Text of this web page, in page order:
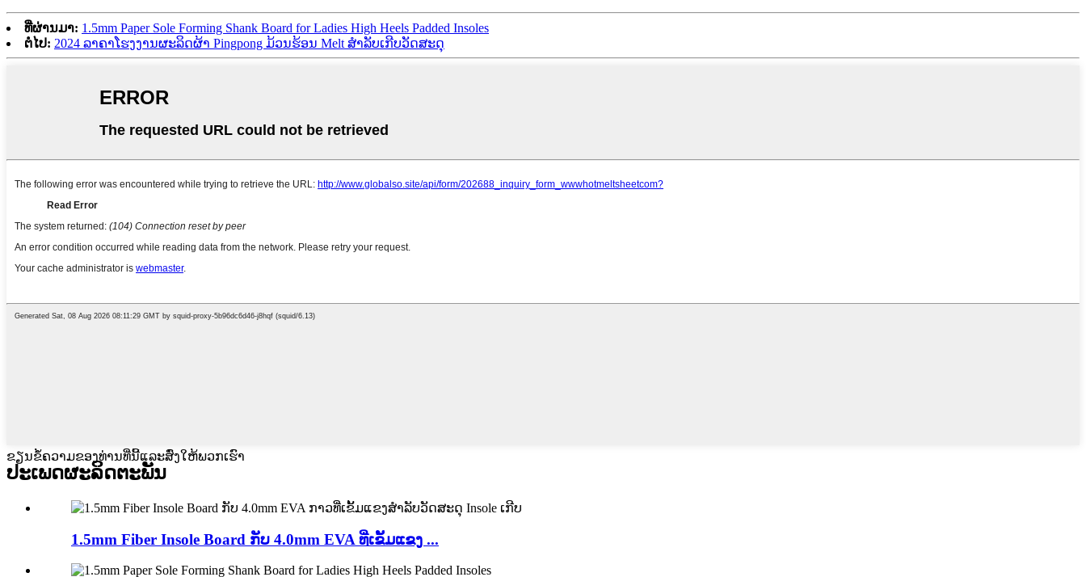
ທີ່ຜ່ານມາ: 1.5mm Paper Sole Forming Shank Board for Ladies High Heels Padded Insoles
ຕໍ່ໄປ: 2024 ລາຄາໂຮງງານຜະລິດຜ້າ Pingpong ມ້ວນຮ້ອນ Melt ສໍາລັບເກີບວັດສະດຸ
ຂຽນຂໍ້ຄວາມຂອງທ່ານທີ່ນີ້ແລະສົ່ງໃຫ້ພວກເຮົາ
ປະເພດຜະລິດຕະພັນ
1.5mm Fiber Insole Board ກັບ 4.0mm EVA ທີ່ເຂັ້ມແຂງ ...